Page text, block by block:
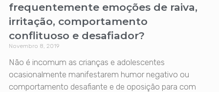
frequentemente emoções de raiva,
irritação, comportamento
conflituoso e desafiador?
Novembro 8, 2019
Não é incomum as crianças e adolescentes
ocasionalmente manifestarem humor negativo ou
comportamento desafiante e de oposição para com